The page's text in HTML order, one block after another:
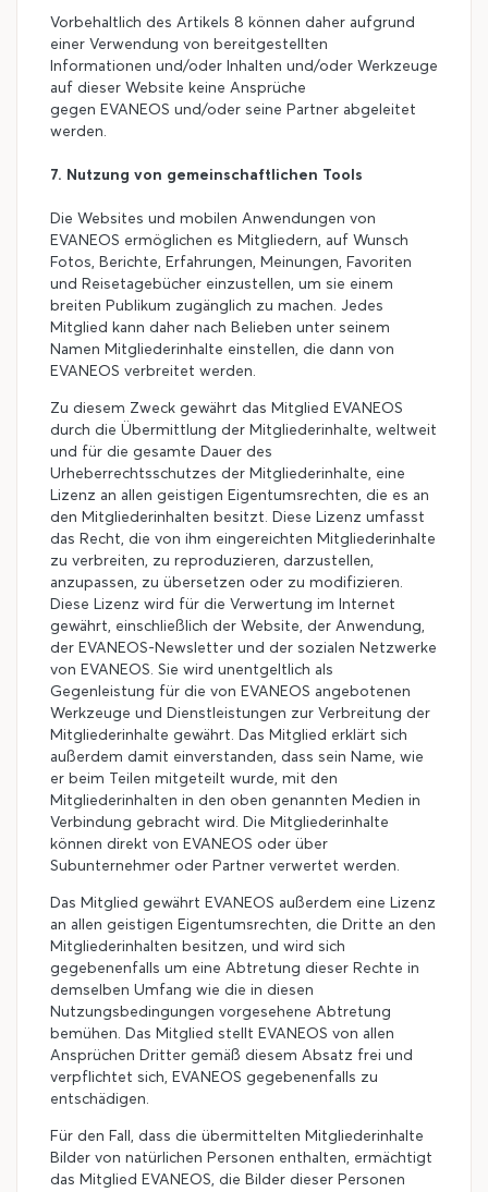
Vorbehaltlich des Artikels 8 können daher aufgrund
einer Verwendung von bereitgestellten
Informationen und/oder Inhalten und/oder Werkzeuge
auf dieser Website keine Ansprüche
gegen EVANEOS und/oder seine Partner abgeleitet
werden.
7. Nutzung von gemeinschaftlichen Tools
Die Websites und mobilen Anwendungen von
EVANEOS ermöglichen es Mitgliedern, auf Wunsch
Fotos, Berichte, Erfahrungen, Meinungen, Favoriten
und Reisetagebücher einzustellen, um sie einem
breiten Publikum zugänglich zu machen. Jedes
Mitglied kann daher nach Belieben unter seinem
Namen Mitgliederinhalte einstellen, die dann von
EVANEOS verbreitet werden.
Zu diesem Zweck gewährt das Mitglied EVANEOS
durch die Übermittlung der Mitgliederinhalte, weltweit
und für die gesamte Dauer des
Urheberrechtsschutzes der Mitgliederinhalte, eine
Lizenz an allen geistigen Eigentumsrechten, die es an
den Mitgliederinhalten besitzt. Diese Lizenz umfasst
das Recht, die von ihm eingereichten Mitgliederinhalte
zu verbreiten, zu reproduzieren, darzustellen,
anzupassen, zu übersetzen oder zu modifizieren.
Diese Lizenz wird für die Verwertung im Internet
gewährt, einschließlich der Website, der Anwendung,
der EVANEOS-Newsletter und der sozialen Netzwerke
von EVANEOS. Sie wird unentgeltlich als
Gegenleistung für die von EVANEOS angebotenen
Werkzeuge und Dienstleistungen zur Verbreitung der
Mitgliederinhalte gewährt. Das Mitglied erklärt sich
außerdem damit einverstanden, dass sein Name, wie
er beim Teilen mitgeteilt wurde, mit den
Mitgliederinhalten in den oben genannten Medien in
Verbindung gebracht wird. Die Mitgliederinhalte
können direkt von EVANEOS oder über
Subunternehmer oder Partner verwertet werden.
Das Mitglied gewährt EVANEOS außerdem eine Lizenz
an allen geistigen Eigentumsrechten, die Dritte an den
Mitgliederinhalten besitzen, und wird sich
gegebenenfalls um eine Abtretung dieser Rechte in
demselben Umfang wie die in diesen
Nutzungsbedingungen vorgesehene Abtretung
bemühen. Das Mitglied stellt EVANEOS von allen
Ansprüchen Dritter gemäß diesem Absatz frei und
verpflichtet sich, EVANEOS gegebenenfalls zu
entschädigen.
Für den Fall, dass die übermittelten Mitgliederinhalte
Bilder von natürlichen Personen enthalten, ermächtigt
das Mitglied EVANEOS, die Bilder dieser Personen